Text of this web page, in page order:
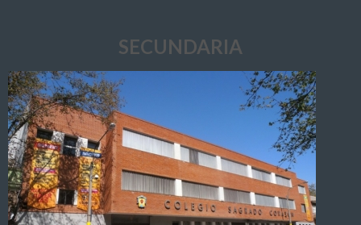
SECUNDARIA